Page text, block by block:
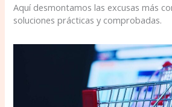
Aquí desmontamos las excusas más
soluciones prácticas y comprobadas.